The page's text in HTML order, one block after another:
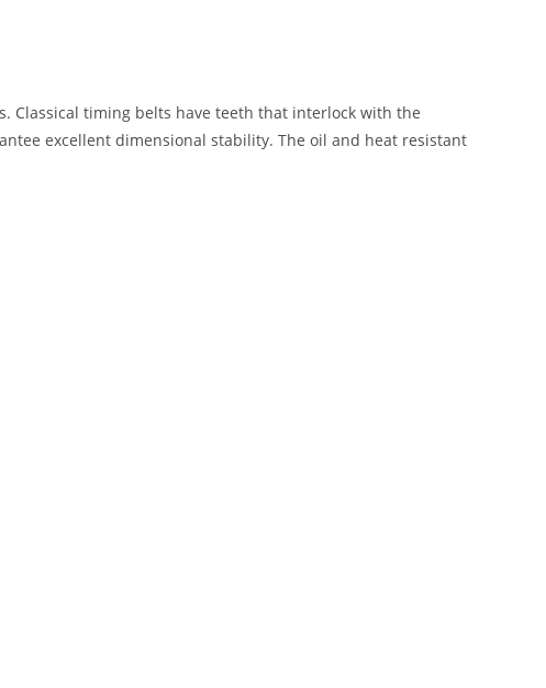
Classical timing belts have teeth that interlock with the
excellent dimensional stability. The oil and heat resistant